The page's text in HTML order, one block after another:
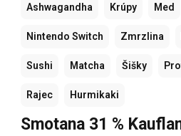
Ashwagandha Krúpy Med
Nintendo Switch Zmrzlina
Sushi Matcha Šišky
Rajec Hurmikaki
Smotana 31 %